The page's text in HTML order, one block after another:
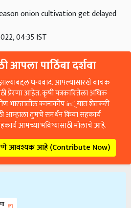
onion cultivation get delayed
04:35 IST
आपला पाठिंबा दर्शवा
धन्यवाद. आपल्यासारखे वाचक
प्रेरणा आहेत. कृषी पत्रकारितेला अधिक
भारतातील कानाकोप in्यात शेतकरी
आम्हाला तुमचे समर्थन किंवा सहकार्य
आमच्या भविष्यासाठी मोलाचे आहे.
आवश्यक आहे (Contribute Now)